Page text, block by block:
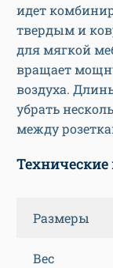
идет
твердым и
для мягкой
вращает
воздуха.
убрать
между
Размеры
Вес